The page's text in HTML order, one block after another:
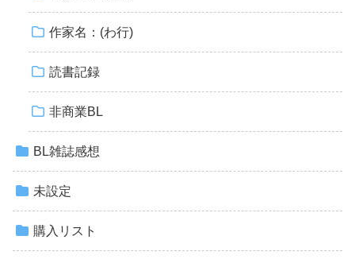
作家名：(わ行)
読書記録
非商業BL
BL雑誌感想
未設定
購入リスト